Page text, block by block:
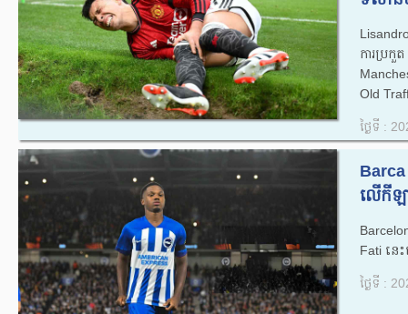
ការ​ប្រ
Old
ថ្ងៃទី :
Barca
លើកីឡ
Fati នេ
ថ្ងៃទី :